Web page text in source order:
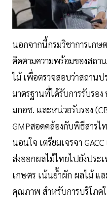
นอกจากนี้กรมวิชาการเกษ
ติดตามความพร้อมของสถ
ไม้ เพื่อตรวจสอบว่าสถาน
มาตรฐานที่ได้รับการรับร
มกอช. และหน่วยรับรอง
GMPสอดคล้องกับพิธีสารไ
นอนใจ เตรียมเจรจา
ส่งออกผลไม้ไทยไปยังประ
เกษตร เน้นย้ำผัก ผลไม้ แ
คุณภาพ สำหรับการบริโภค